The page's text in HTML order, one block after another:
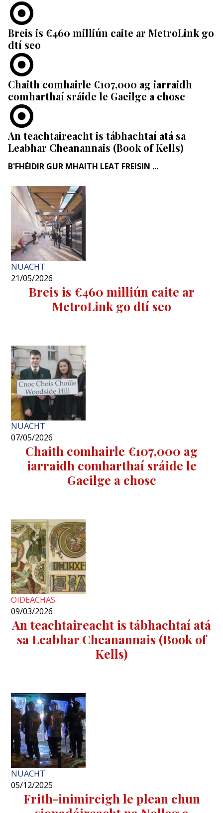
Breis is €460 milliún caite ar MetroLink go
dtí seo
Chaith comhairle €107,000 ag iarraidh
comharthaí sráide le Gaeilge a chosc
An teachtaireacht is tábhachtaí atá sa
Leabhar Cheanannais (Book of Kells)
B'FHÉIDIR GUR MHAITH LEAT FREISIN ...
NUACHT
21/05/2026
Breis is €460 milliún caite ar
MetroLink go dtí seo
NUACHT
07/05/2026
Chaith comhairle €107,000 ag
iarraidh comharthaí sráide le
Gaeilge a chosc
OIDEACHAS
09/03/2026
An teachtaireacht is tábhachtaí atá
sa Leabhar Cheanannais (Book of
Kells)
NUACHT
05/12/2025
Frith-inimircigh le plean chun